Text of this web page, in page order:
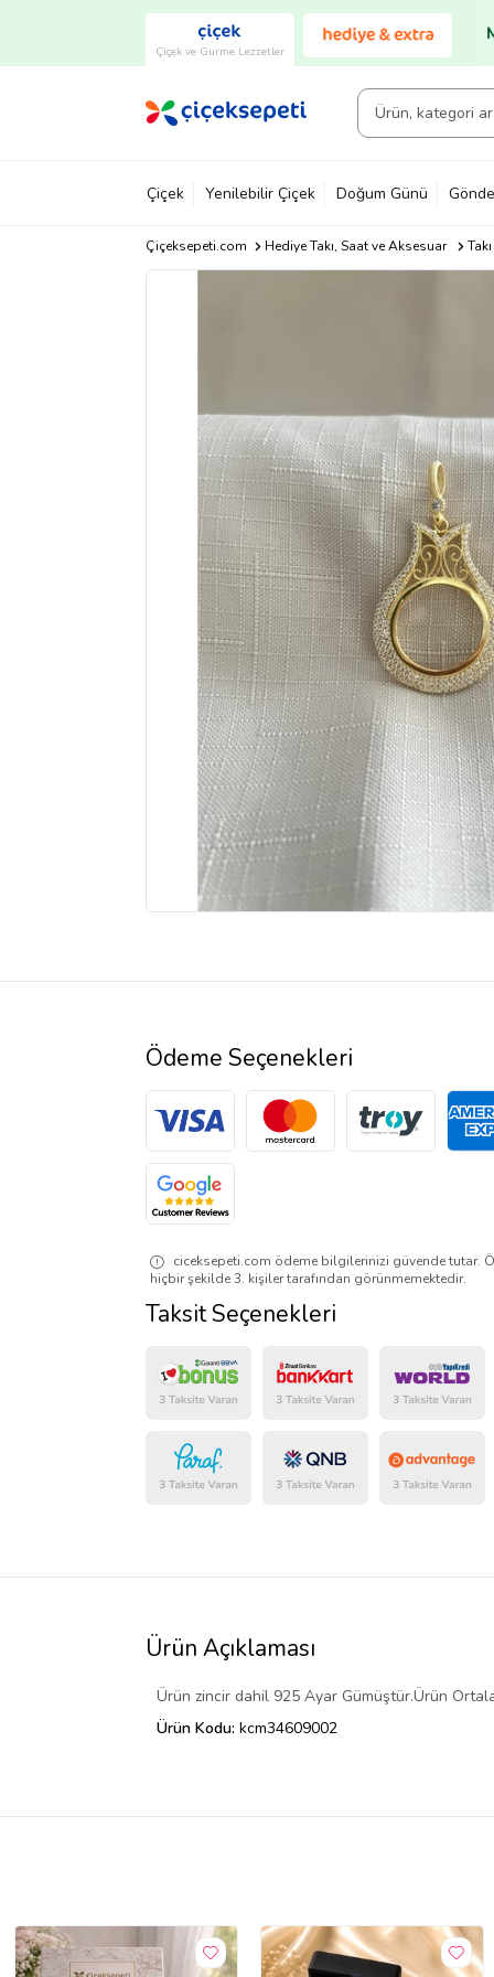
Çiçek ve Gurme Lezzetler
Çiçek Yenilebilir Çiçek Doğum Günü
Çiçeksepeti.com Hediye Takı, Saat ve Aksesuar
Ödeme Seçenekleri
ciceksepeti.com ödeme bilgilerinizi güvende tutar.
hiçbir şekilde 3. kişiler tarafından görünmemektedir.
Taksit Seçenekleri
Ürün Açıklaması
Ürün zincir dahil 925 Ayar Gümüştür.Ürün
Ürün Kodu: kcm34609002